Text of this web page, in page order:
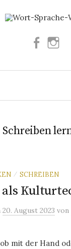
Schreiben
/ SCHREIBEN
als
20. August 2023 von
mit der Hand